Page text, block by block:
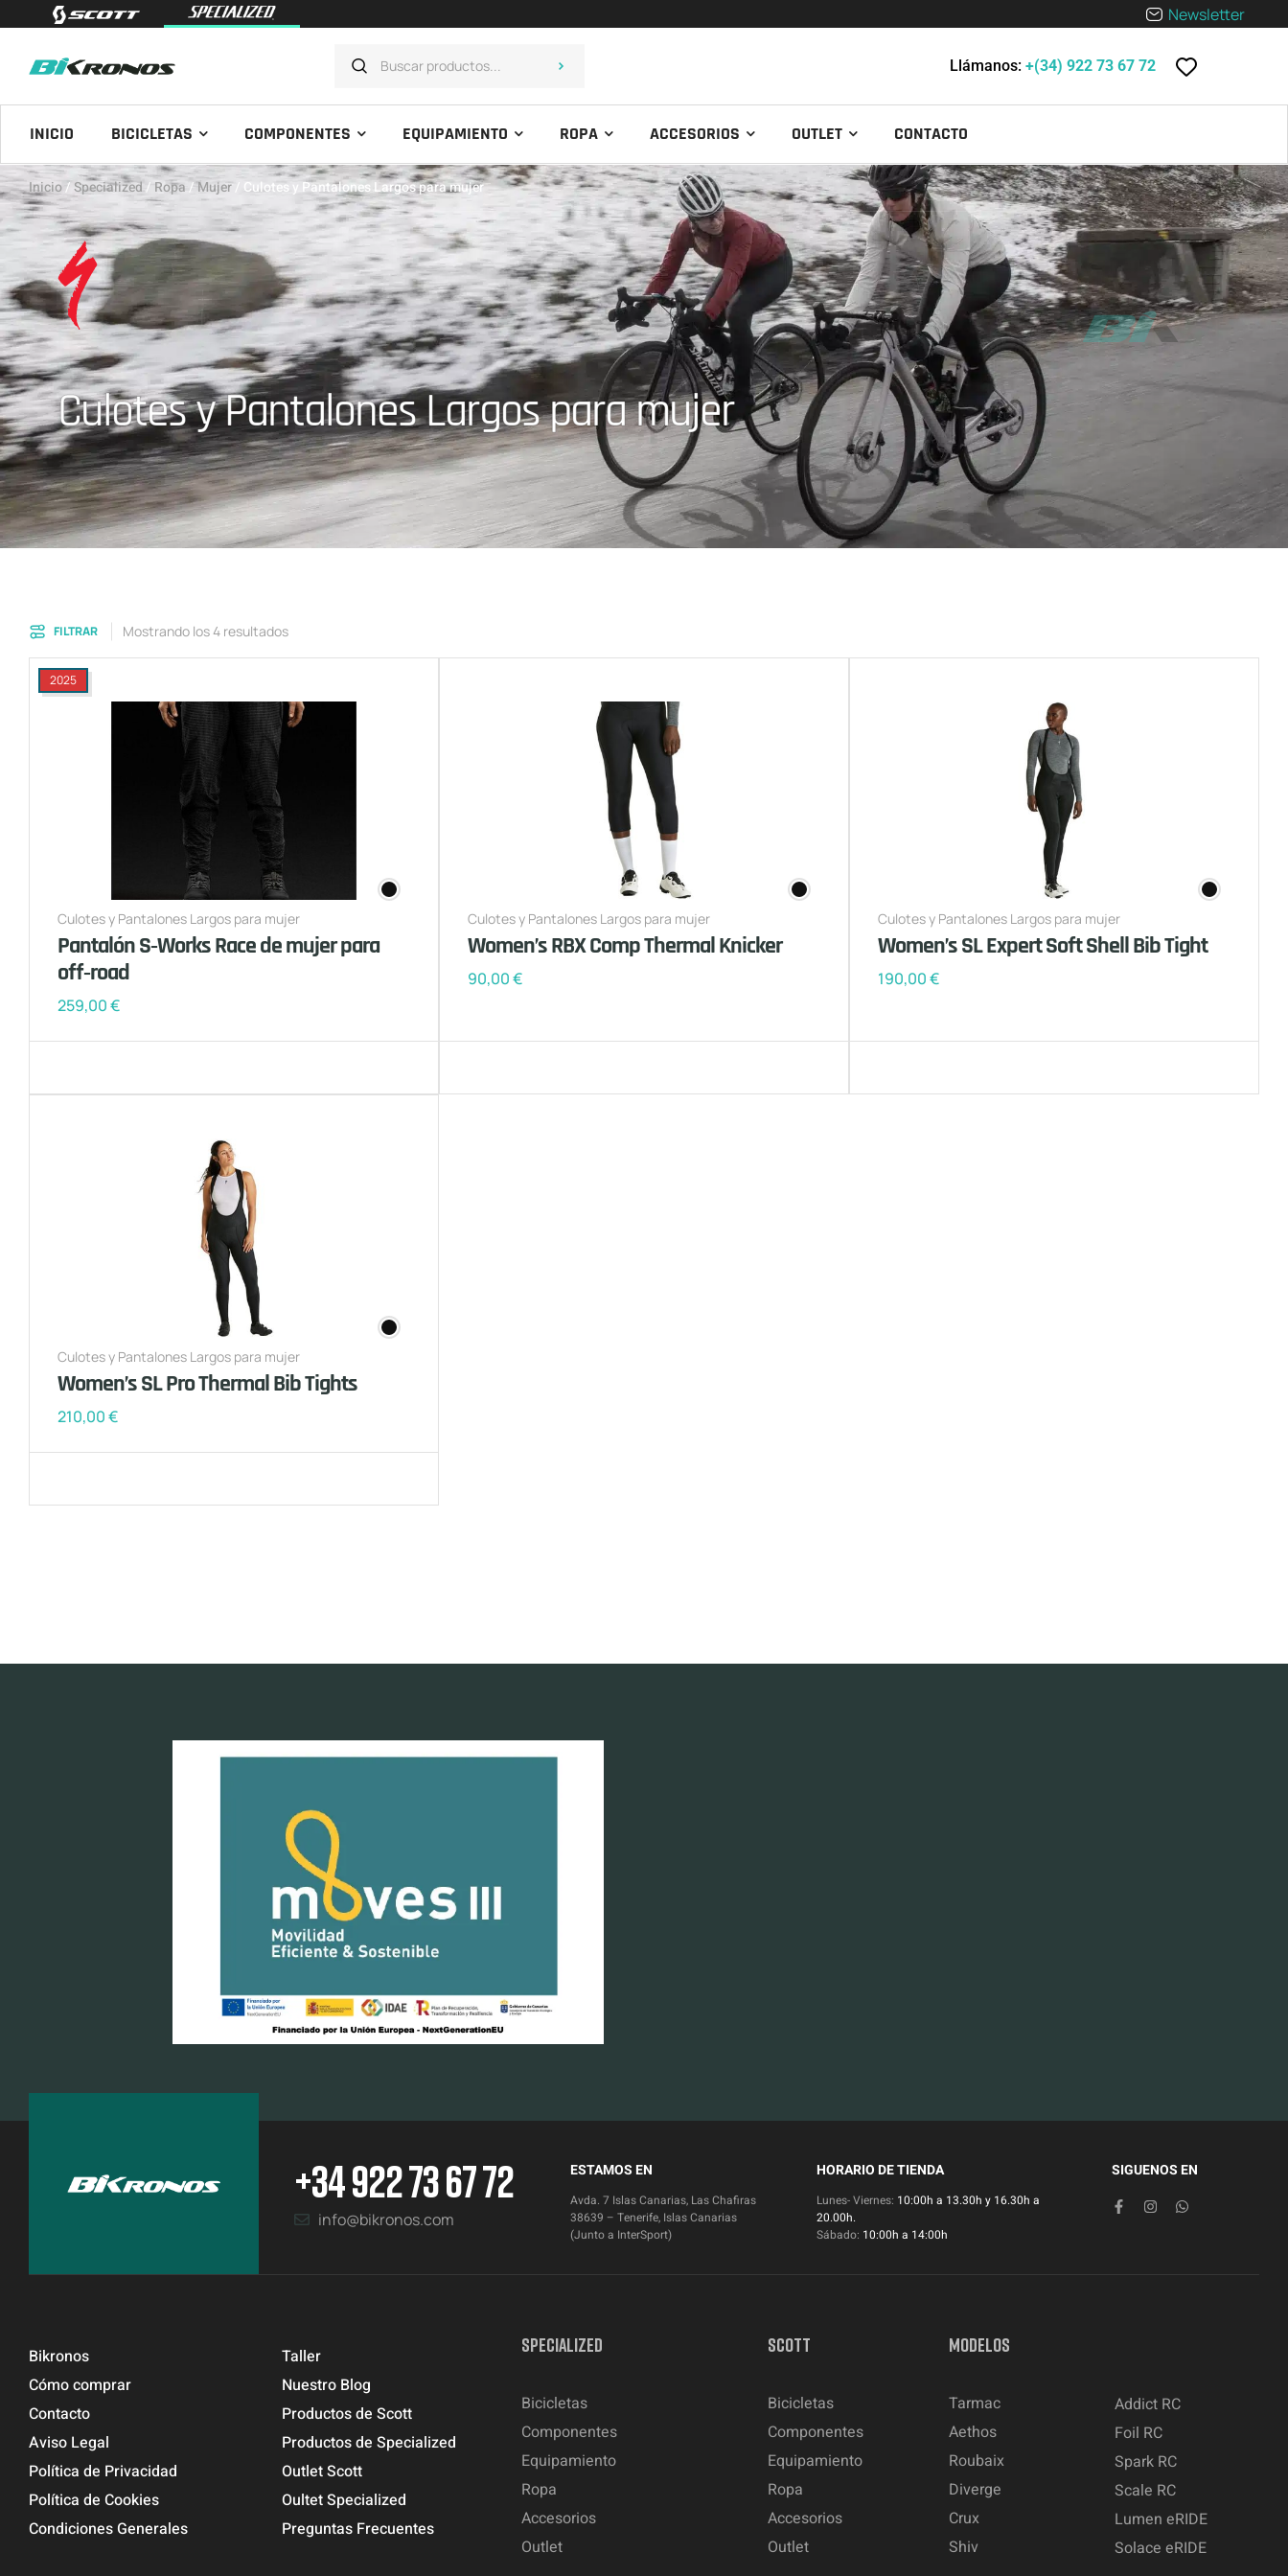
Newsletter
Llámanos: +(34) 922 73 67 72
INICIO BICICLETAS COMPONENTES EQUIPAMIENTO ROPA ACCESORIOS OUTLET CONTACTO
Inicio/Specialized/ Ropa/Mujer/ Culotes y Pantalones Largos para mujer
Culotes y Pantalones Largos para mujer
FILTRAR Mostrando los 4 resultados
2025
Culotes y Pantalones Largos para mujer
Pantalón S‑Works Race de mujer para
off‑road
259,00€
Culotes y Pantalones Largos para mujer
Women’s RBX Comp Thermal Knicker
90,00€
Culotes y Pantalones Largos para mujer
Women’s SL Expert Soft Shell Bib Tight
190,00€
Culotes y Pantalones Largos para mujer
Women’s SL Pro Thermal Bib Tights
210,00€
+34 922 73 67 72
info@bikronos.com
ESTAMOS EN
Avda. 7 Islas Canarias, Las Chafiras
38639 – Tenerife, Islas Canarias
(Junto a InterSport)
HORARIO DE TIENDA
Lunes- Viernes: 10:00h a 13.30h y 16.30h a
20.00h.
Sábado: 10:00h a 14:00h
SIGUENOS EN
Bikronos
Cómo comprar
Contacto
Aviso Legal
Política de Privacidad
Política de Cookies
Condiciones Generales
Taller
Nuestro Blog
Productos de Scott
Productos de Specialized
Outlet Scott
Oultet Specialized
Preguntas Frecuentes
SPECIALIZED
Bicicletas
Componentes
Equipamiento
Ropa
Accesorios
Outlet
SCOTT
Bicicletas
Componentes
Equipamiento
Ropa
Accesorios
Outlet
MODELOS
Tarmac
Aethos
Roubaix
Diverge
Crux
Shiv
Addict RC
Foil RC
Spark RC
Scale RC
Lumen eRIDE
Solace eRIDE